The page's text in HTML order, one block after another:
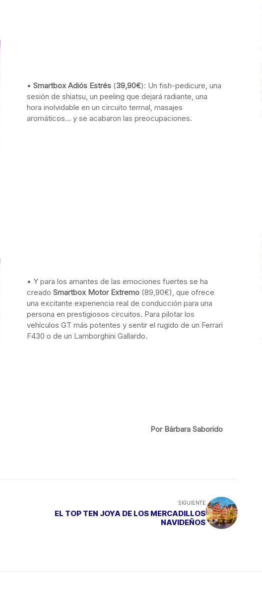
• Smartbox Adiós Estrés (39,90€): Un fish-pedicure, una
sesión de shiatsu, un peeling que dejará radiante, una
hora inolvidable en un circuito termal, masajes
aromáticos… y se acabaron las preocupaciones.
• Y para los amantes de las emociones fuertes se ha
creado Smartbox Motor Extremo (89,90€), que ofrece
una excitante experiencia real de conducción para una
persona en prestigiosos circuitos. Para pilotar los
vehículos GT más potentes y sentir el rugido de un Ferrari
F430 o de un Lamborghini Gallardo.
Por Bárbara Saborido
SIGUIENTE
EL TOP TEN JOYA DE LOS MERCADILLOS
NAVIDEÑOS